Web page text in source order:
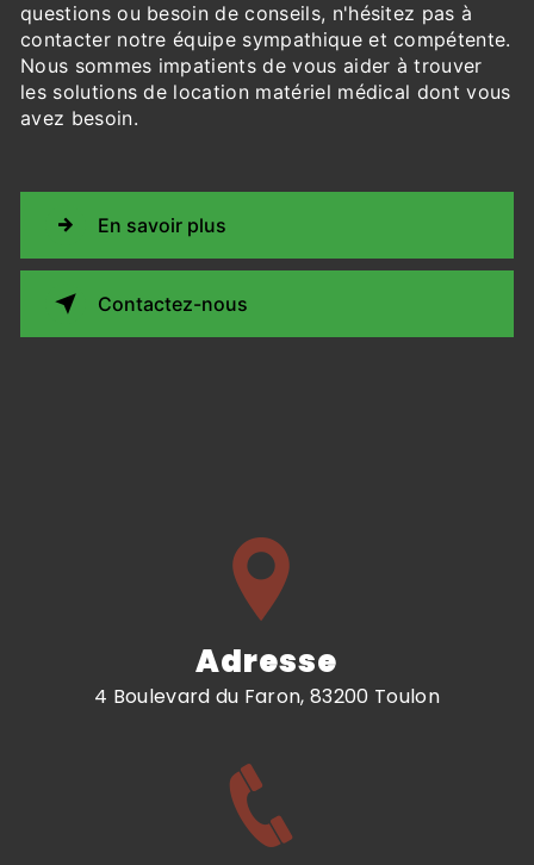
questions ou besoin de conseils, n'hésitez pas à
contacter notre équipe sympathique et compétente.
Nous sommes impatients de vous aider à trouver
les solutions de location matériel médical dont vous
avez besoin.
En savoir plus
Contactez-nous
Adresse
4 Boulevard du Faron, 83200 Toulon